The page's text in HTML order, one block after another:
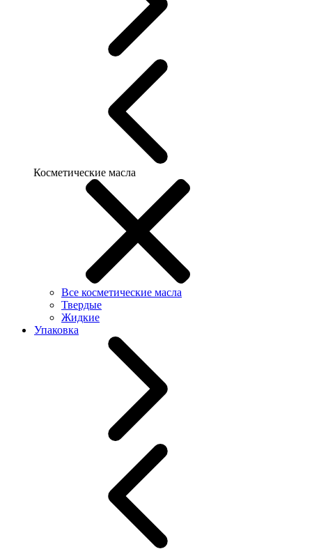
Косметические масла
Все косметические масла
Твердые
Жидкие
Упаковка